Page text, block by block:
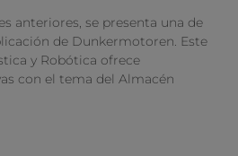
anteriores, se presenta una de
de Dunkermotoren. Este
y Robótica ofrece
con el tema del Almacén